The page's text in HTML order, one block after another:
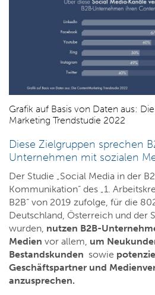
Grafik auf Basis von Daten aus:
Marketing Trendstudie 2022
Diese Zielgruppen sprechen
Unternehmen mit sozialen
Der Studie „Social Media in der
Kommunikation“ des „1.
B2B“ von 2019 zufolge, für die
Deutschland, Österreich und der
wurden, nutzen B2B-
Medien vor allem, um
Bestandskunden sowie
Geschäftspartner und
anzusprechen.